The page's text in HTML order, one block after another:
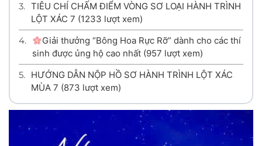
3. TIÊU CHÍ CHẤM ĐIỂM VÒNG SƠ LOẠI HÀNH TRÌNH
LỘT XÁC 7 (1233 lượt xem)
4.
Giải thưởng “Bông Hoa Rực Rỡ” dành cho các thí
sinh được ủng hộ cao nhất (957 lượt xem)
5. HƯỚNG DẪN NỘP HỒ SƠ HÀNH TRÌNH LỘT XÁC
MÙA 7 (873 lượt xem)